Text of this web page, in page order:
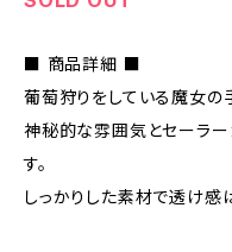
■ 商品詳細 ■
葡萄狩りをしている魔女の
神秘的な雰囲気とセーラー
す。
しっかりした素材で透け感